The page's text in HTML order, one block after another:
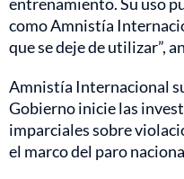
como Amnistía
que se deje de utilizar”,
Amnistía Internacional
Gobierno inicie las
imparciales sobre
el marco del paro